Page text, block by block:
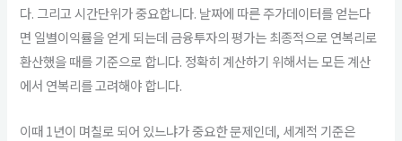
다. 그리고 시간단위가 중요합니다. 날짜에 따른 주가데이터를 얻는다
면 일별이익률을 얻게 되는데 금융투자의 평가는 최종적으로 연복리로
환산했을 때를 기준으로 합니다. 정확히 계산하기 위해서는 모든 계산
에서 연복리를 고려해야 합니다.
이때 1년이 며칠로 되어 있느냐가 중요한 문제인데, 세계적 기준은